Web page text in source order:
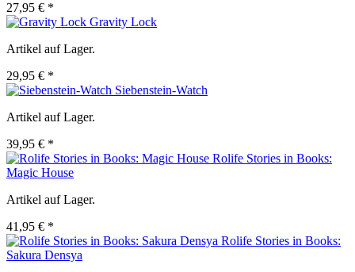
27,95 € *
Gravity Lock
Artikel auf Lager.
29,95 € *
Siebenstein-Watch
Artikel auf Lager.
39,95 € *
Rolife Stories in Books:
Magic House
Artikel auf Lager.
41,95 € *
Rolife Stories in Books:
Sakura Densya